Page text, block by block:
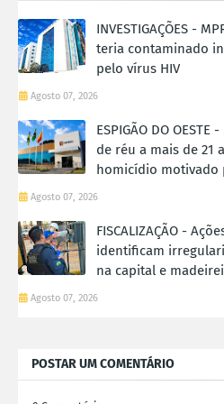
INVESTIGAÇÕES -
teria contaminado
pelo vírus HIV
Agosto 07, 2026
ESPIGÃO DO
de réu a mais de 21
homicídio motivado
Agosto 07, 2026
FISCALIZAÇÃO -
identificam
na capital e
Agosto 07, 2026
POSTAR UM COMENTÁRIO